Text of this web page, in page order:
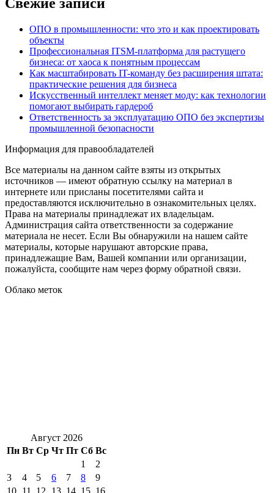
ОПО в промышленности: что это и как проектировать
объекты
Профессиональная ITSM-платформа для растущего
бизнеса: от хаоса к понятным процессам
Как масштабировать IT-команду без расширения штата:
практические решения для бизнеса
Искусственный интеллект меняет моду: как технологии
помогают выбирать гардероб
Ответственность за эксплуатацию ОПО без экспертизы
промышленной безопасности
Информация для правообладателей
Все материалы на данном сайте взяты из открытых
источников — имеют обратную ссылку на материал в
интернете или присланы посетителями сайта и
предоставляются исключительно в ознакомительных целях.
Права на материалы принадлежат их владельцам.
Администрация сайта ответственности за содержание
материала не несет. Если Вы обнаружили на нашем сайте
материалы, которые нарушают авторские права,
принадлежащие Вам, Вашей компании или организации,
пожалуйста, сообщите нам через форму обратной связи.
Облако меток
Август 2026
Пн Вт Ср Чт Пт Сб Вс
1
2
3
4 5 6 7 8
9
10 11 12 13 14 15 16